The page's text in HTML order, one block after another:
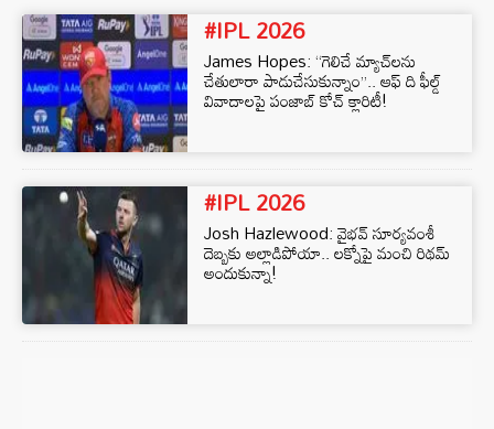
#IPL 2026
James Hopes: “గెలిచే మ్యాచ్‌లను
చేతులారా పాడుచేసుకున్నాం”.. ఆఫ్‌ ది ఫీల్డ్
వివాదాలపై పంజాబ్ కోచ్ క్లారిటీ!
#IPL 2026
Josh Hazlewood: వైభవ్ సూర్యవంశీ
దెబ్బకు అల్లాడిపోయా.. లక్నోపై మంచి రిథమ్
అందుకున్నా!